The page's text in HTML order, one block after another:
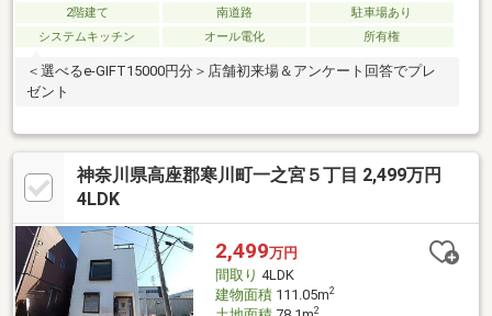
2階建て 南道路
駐車場あり
システムキッチン
オール電化 所有権
＜選べるe-GIFT15000円分＞店舗初来場＆アンケート回答でプレ
ゼント
神奈川県高座郡寒川町一之宮５丁目 2,499万円
4LDK
2,499万円
間取り 4LDK
建物面積111.05m2
2